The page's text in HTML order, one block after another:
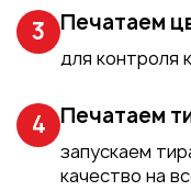
3 Печатаем
для контроля
4 Печатаем
запускаем
качество на